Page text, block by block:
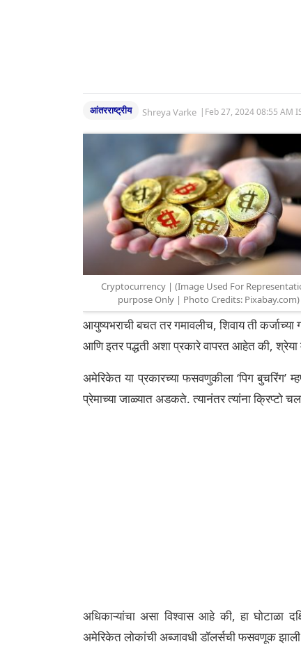
आंतरराष्ट्रीय Shreya Varke | Feb 27, 2024 08:55 AM
Cryptocurrency | (Image Used For
purpose Only | Photo Credits: Pixabay.com)
आयुष्यभराची बचत तर गमावलीच, शिवाय ती
आणि इतर पद्धती अशा प्रकारे वापरत आहेत की,
अमेरिकेत या प्रकारच्या फसवणुकीला ‘पिग बुचरिंग’
प्रेमाच्या जाळ्यात अडकते. त्यानंतर त्यांना क्रिप्टो
अधिकाऱ्यांचा असा विश्वास आहे की, हा घोटाळा
अमेरिकेत लोकांची अब्जावधी डॉलर्सची फसवणूक